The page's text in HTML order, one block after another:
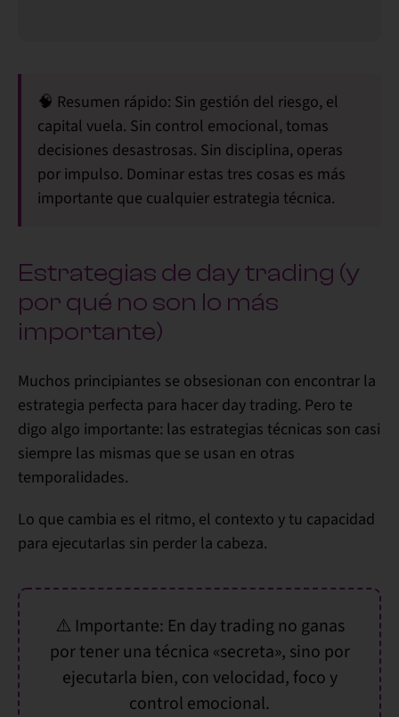
🧠 Resumen rápido: Sin gestión del riesgo, el
capital vuela. Sin control emocional, tomas
decisiones desastrosas. Sin disciplina, operas
por impulso. Dominar estas tres cosas es más
importante que cualquier estrategia técnica.
Estrategias de day trading (y
por qué no son lo más
importante)
Muchos principiantes se obsesionan con encontrar la
estrategia perfecta para hacer day trading. Pero te
digo algo importante: las estrategias técnicas son casi
siempre las mismas que se usan en otras
temporalidades.
Lo que cambia es el ritmo, el contexto y tu capacidad
para ejecutarlas sin perder la cabeza.
⚠️ Importante: En day trading no ganas
por tener una técnica «secreta», sino por
ejecutarla bien, con velocidad, foco y
control emocional.